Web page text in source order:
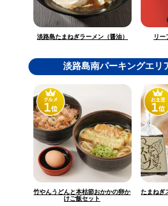
淡路島たまねぎラーメン（醤油） リー
淡路島南パーキングエリ
竹やんうどんと本枯節おかかの卵か
けご飯セット
たまねぎ